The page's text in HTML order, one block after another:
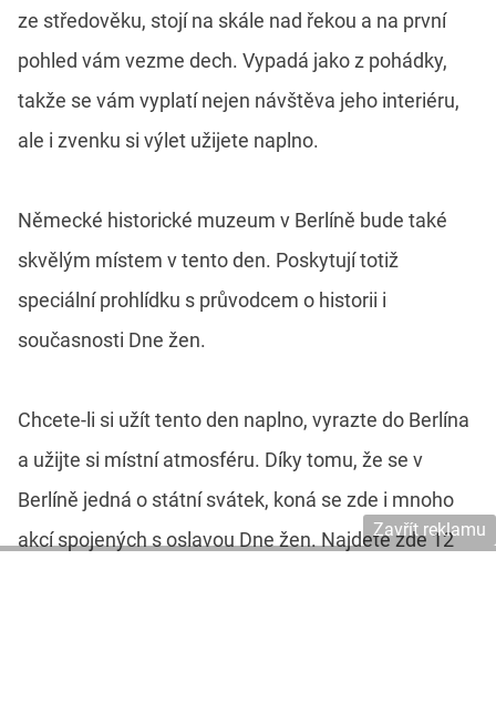
ze středověku, stojí na skále nad řekou a na první
pohled vám vezme dech. Vypadá jako z pohádky,
takže se vám vyplatí nejen návštěva jeho interiéru,
ale i zvenku si výlet užijete naplno.
Německé historické muzeum v Berlíně bude také
skvělým místem v tento den. Poskytují totiž
speciální prohlídku s průvodcem o historii i
současnosti Dne žen.
Chcete-li si užít tento den naplno, vyrazte do Berlína
a užijte si místní atmosféru. Díky tomu, že se v
Berlíně jedná o státní svátek, koná se zde i mnoho
akcí spojených s oslavou Dne žen. Najdete zde 12
Zavřít reklamu